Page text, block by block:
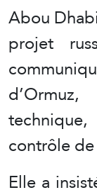
Abou
projet
contrôle de
Elle a